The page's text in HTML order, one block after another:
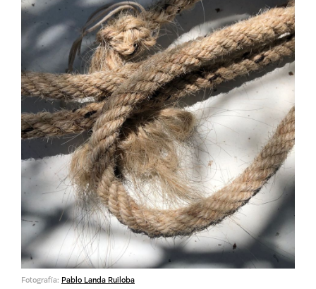
Fotografía: Pablo Landa Ruiloba